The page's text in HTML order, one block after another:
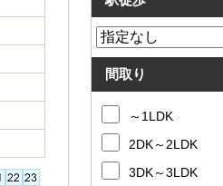
間取り
～1LDK
2DK～2LDK
3DK～3LDK